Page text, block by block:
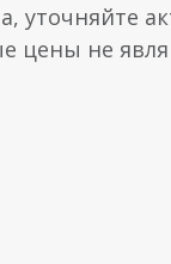
уточняйте
цены не